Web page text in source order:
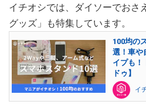
イチオシでは、ダイソーでおさ
グッズ」も特集しています。
100均の
選！車や
イプも！
ドゥ】
イ